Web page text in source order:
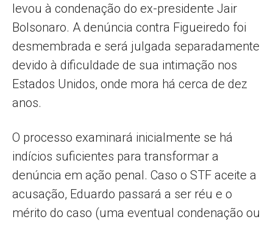
levou à condenação do ex-presidente Jair
Bolsonaro. A denúncia contra Figueiredo foi
desmembrada e será julgada separadamente
devido à dificuldade de sua intimação nos
Estados Unidos, onde mora há cerca de dez
anos.
O processo examinará inicialmente se há
indícios suficientes para transformar a
denúncia em ação penal. Caso o STF aceite a
acusação, Eduardo passará a ser réu e o
mérito do caso (uma eventual condenação ou